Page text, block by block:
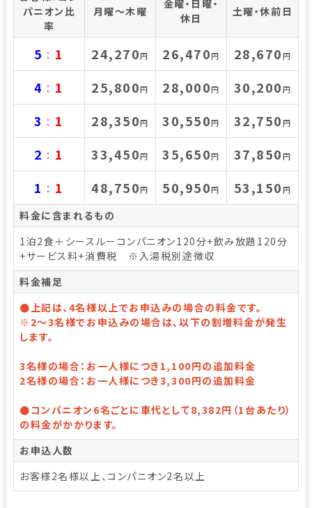
パニオン比
率
月曜～木曜
金曜・日曜・
休日
土曜・休前日
5 ： 1 24,270円 26,470円 28,670円
4 ： 1 25,800円 28,000円 30,200円
3 ： 1 28,350円 30,550円 32,750円
2 ： 1 33,450円 35,650円 37,850円
1 ： 1 48,750円 50,950円 53,150円
料金に含まれるもの
1泊2食＋シースルーコンパニオン120分+飲み放題120分
+サービス料+消費税 ※入湯税別途徴収
料金補足
●上記は、4名様以上でお申込みの場合の料金です。
※2～3名様でお申込みの場合は、以下の割増料金が発生
します。
3名様の場合：お一人様につき1,100円の追加料金
2名様の場合：お一人様につき3,300円の追加料金
●コンパニオン6名ごとに車代として8,382円（1台あたり）
の料金がかかります。
お申込人数
お客様2名様以上、コンパニオン2名以上